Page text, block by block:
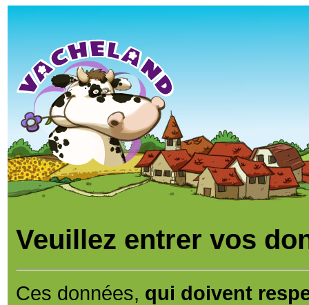
Veuillez entrer vos
Ces données, qui doivent